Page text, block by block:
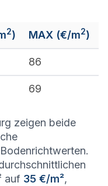
2) MAX (€/m2)
86
69
zeigen beide
auf 35 €/m²,